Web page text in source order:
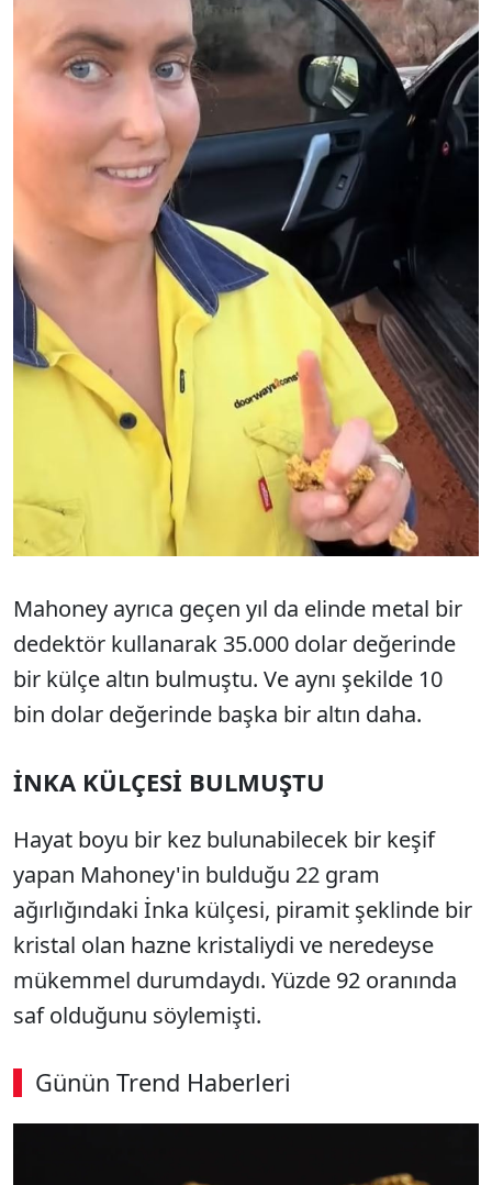
Mahoney ayrıca geçen yıl da elinde metal bir
dedektör kullanarak 35.000 dolar değerinde
bir külçe altın bulmuştu. Ve aynı şekilde 10
bin dolar değerinde başka bir altın daha.
İNKA KÜLÇESİ BULMUŞTU
Hayat boyu bir kez bulunabilecek bir keşif
yapan Mahoney'in bulduğu 22 gram
ağırlığındaki İnka külçesi, piramit şeklinde bir
kristal olan hazne kristaliydi ve neredeyse
mükemmel durumdaydı. Yüzde 92 oranında
saf olduğunu söylemişti.
Günün Trend Haberleri